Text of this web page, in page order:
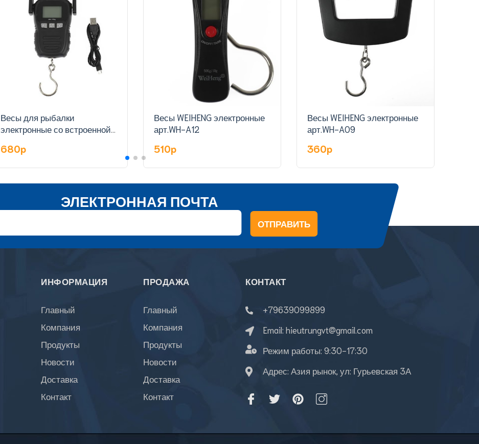
Весы для рыбалки
электронные со встроенной
680p
Весы WEIHENG электронные
арт.WH-A12
510p
Весы WEIHENG электронные
арт.WH-A09
360p
ЭЛЕКТРОННАЯ ПОЧТА
ОТПРАВИТЬ
ИНФОРМАЦИЯ
Главный
Компания
Продукты
Новости
Доставка
Контакт
ПРОДАЖА
Главный
Компания
Продукты
Новости
Доставка
Контакт
КОНТАКТ
+79639099899
Email: hieutrungvt@gmail.com
Режим работы: 9:30-17:30
Адрес: Азия рынок, ул: Гурьевская 3А